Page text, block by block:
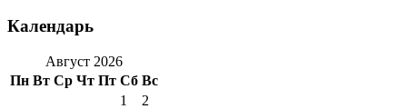
Календарь
Август 2026
Пн Вт Ср Чт Пт Сб Вс
1
2